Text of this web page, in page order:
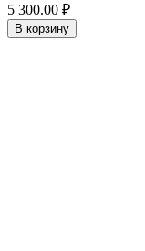
5 300.00 ₽
В корзину